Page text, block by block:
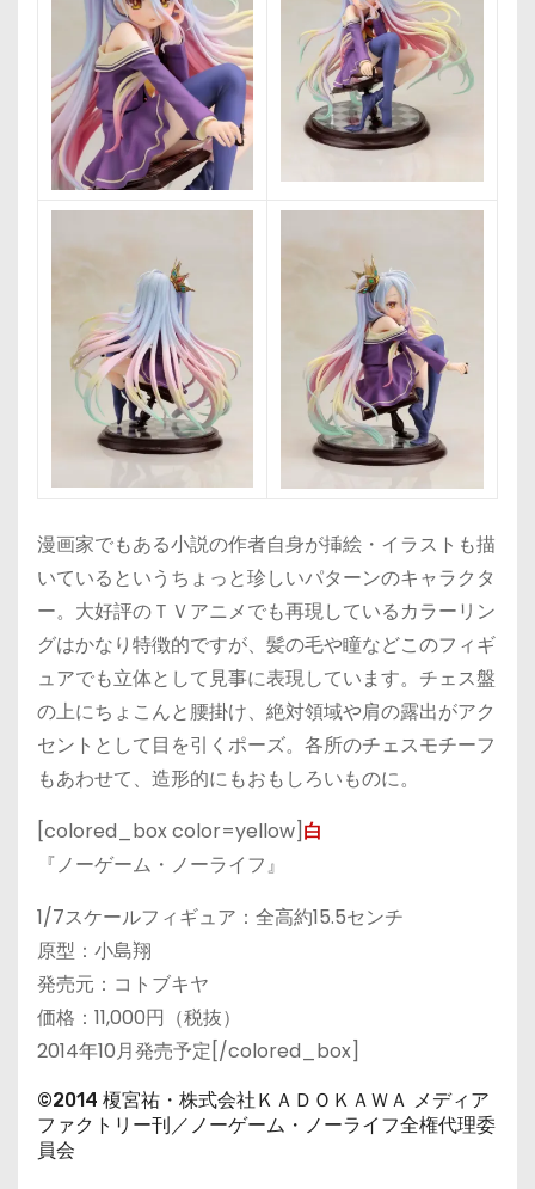
漫画家でもある小説の作者自身が挿絵・イラストも描
いているというちょっと珍しいパターンのキャラクタ
ー。大好評のＴＶアニメでも再現しているカラーリン
グはかなり特徴的ですが、髪の毛や瞳などこのフィギ
ュアでも立体として見事に表現しています。チェス盤
の上にちょこんと腰掛け、絶対領域や肩の露出がアク
セントとして目を引くポーズ。各所のチェスモチーフ
もあわせて、造形的にもおもしろいものに。
[colored_box color=yellow]白
『ノーゲーム・ノーライフ』
1/7スケールフィギュア：全高約15.5センチ
原型：小島翔
発売元：コトブキヤ
価格：11,000円（税抜）
2014年10月発売予定[/colored_box]
©2014 榎宮祐・株式会社ＫＡＤＯＫＡＷＡ メディア
ファクトリー刊／ノーゲーム・ノーライフ全権代理委
員会